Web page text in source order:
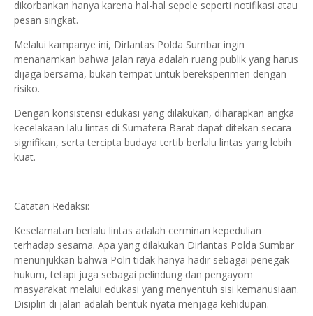
dikorbankan hanya karena hal-hal sepele seperti notifikasi atau
pesan singkat.
Melalui kampanye ini, Dirlantas Polda Sumbar ingin
menanamkan bahwa jalan raya adalah ruang publik yang harus
dijaga bersama, bukan tempat untuk bereksperimen dengan
risiko.
Dengan konsistensi edukasi yang dilakukan, diharapkan angka
kecelakaan lalu lintas di Sumatera Barat dapat ditekan secara
signifikan, serta tercipta budaya tertib berlalu lintas yang lebih
kuat.
Catatan Redaksi:
Keselamatan berlalu lintas adalah cerminan kepedulian
terhadap sesama. Apa yang dilakukan Dirlantas Polda Sumbar
menunjukkan bahwa Polri tidak hanya hadir sebagai penegak
hukum, tetapi juga sebagai pelindung dan pengayom
masyarakat melalui edukasi yang menyentuh sisi kemanusiaan.
Disiplin di jalan adalah bentuk nyata menjaga kehidupan.